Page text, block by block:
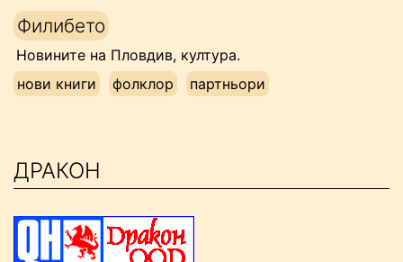
Напред
към
съдържанието
Филибето
Новините на Пловдив, култура.
нови книги
фолклор партньори
ДРАКОН